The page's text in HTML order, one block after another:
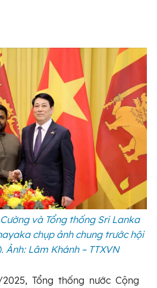
và Tổng thống Sri Lanka
chụp ảnh chung trước hội
Lâm Khánh – TTXVN
Tổng thống nước Cộng